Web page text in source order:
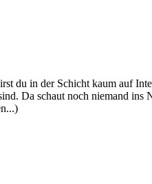
du in der Schicht kaum auf
Da schaut noch niemand ins